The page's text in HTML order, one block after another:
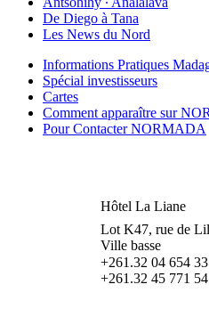
De Diego à Tana
Les News du Nord
Informations Pratiques
Spécial investisseurs
Cartes
Comment apparaître sur
Pour Contacter NORMADA
Hôtel La Liane
Lot K47, rue de
Ville basse
+261.32 04 654 33
+261.32 45 771 54